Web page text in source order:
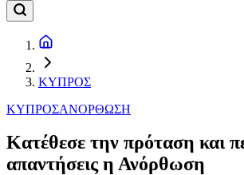
ΚΥΠΡΟΣ
ΚΥΠΡΟΣΑΝΟΡΘΩΣΗ
Κατέθεσε την πρόταση και
απαντήσεις η Ανόρθωση